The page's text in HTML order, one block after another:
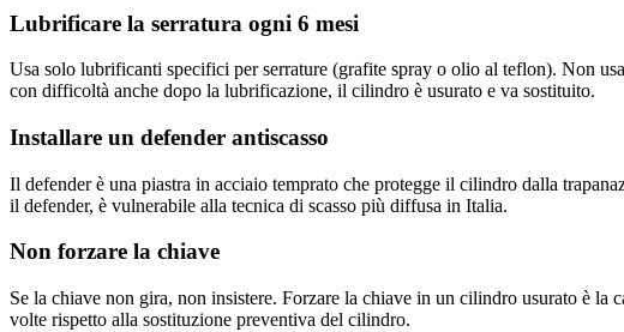
Lubrificare la serratura ogni 6 mesi
Usa solo lubrificanti specifici per serrature (grafite spray o olio al teflon). Non
con difficoltà anche dopo la lubrificazione, il cilindro è usurato e va sostituito.
Installare un defender antiscasso
Il defender è una piastra in acciaio temprato che protegge il cilindro dalla
il defender, è vulnerabile alla tecnica di scasso più diffusa in Italia.
Non forzare la chiave
Se la chiave non gira, non insistere. Forzare la chiave in un cilindro usurato è
volte rispetto alla sostituzione preventiva del cilindro.